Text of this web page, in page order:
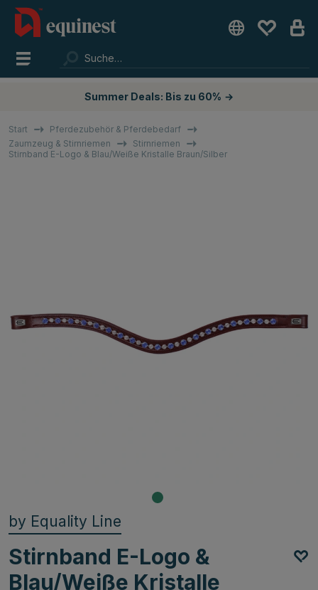
Summer Deals: Bis zu 60% →
Start
Pferdezubehör & Pferdebedarf
Zaumzeug & Stirnriemen
Stirnriemen
Stirnband E-Logo & Blau/Weiße Kristalle Braun/Silber
by Equality Line
Stirnband E-Logo &
Blau/Weiße Kristalle